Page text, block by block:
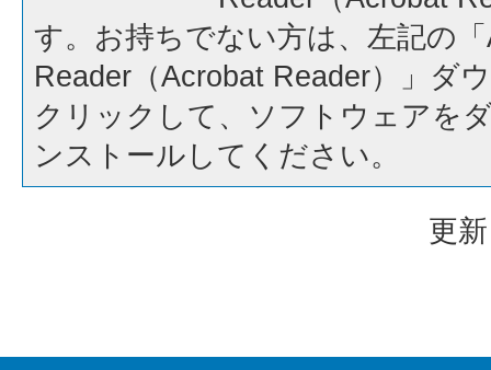
す。お持ちでない方は、左記の
Reader（Acrobat Reader）」ダ
クリックして、ソフトウェアを
ンストールしてください。
更